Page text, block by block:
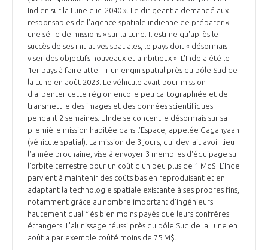
Indien sur la Lune d'ici 2040 ». Le dirigeant a demandé aux
responsables de l'agence spatiale indienne de préparer «
une série de missions » sur la Lune. Il estime qu'après le
succès de ses initiatives spatiales, le pays doit « désormais
viser des objectifs nouveaux et ambitieux ». L'Inde a été le
1er pays à faire atterrir un engin spatial près du pôle Sud de
la Lune en août 2023. Le véhicule avait pour mission
d'arpenter cette région encore peu cartographiée et de
transmettre des images et des données scientifiques
pendant 2 semaines. L'Inde se concentre désormais sur sa
première mission habitée dans l'Espace, appelée Gaganyaan
(véhicule spatial). La mission de 3 jours, qui devrait avoir lieu
l'année prochaine, vise à envoyer 3 membres d'équipage sur
l'orbite terrestre pour un coût d'un peu plus de 1 Md$. L'Inde
parvient à maintenir des coûts bas en reproduisant et en
adaptant la technologie spatiale existante à ses propres fins,
notamment grâce au nombre important d'ingénieurs
hautement qualifiés bien moins payés que leurs confrères
étrangers. L'alunissage réussi près du pôle Sud de la Lune en
août a par exemple coûté moins de 75 M$.